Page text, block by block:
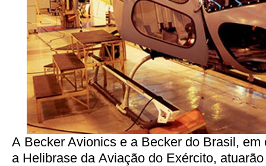
A Becker Avionics e a Becker do Brasil, em
a Helibrase da Aviação do Exército,